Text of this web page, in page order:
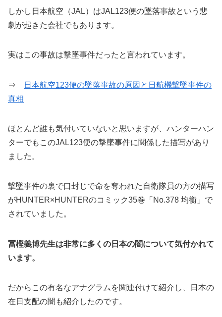
しかし日本航空（JAL）はJAL123便の墜落事故という悲
劇が起きた会社でもあります。
実はこの事故は撃墜事件だったと言われています。
⇒
日本航空123便の墜落事故の原因と日航機撃墜事件の
真相
ほとんど誰も気付いていないと思いますが、ハンターハン
ターでもこのJAL123便の撃墜事件に関係した描写があり
ました。
撃墜事件の裏で口封じで命を奪われた自衛隊員の方の描写
がHUNTER×HUNTERのコミック35巻「No.378 均衡」で
されていました。
冨樫義博先生は非常に多くの日本の闇について気付かれて
います。
だからこの有名なアナグラムを関連付けて紹介し、日本の
在日支配の闇も紹介したのです。